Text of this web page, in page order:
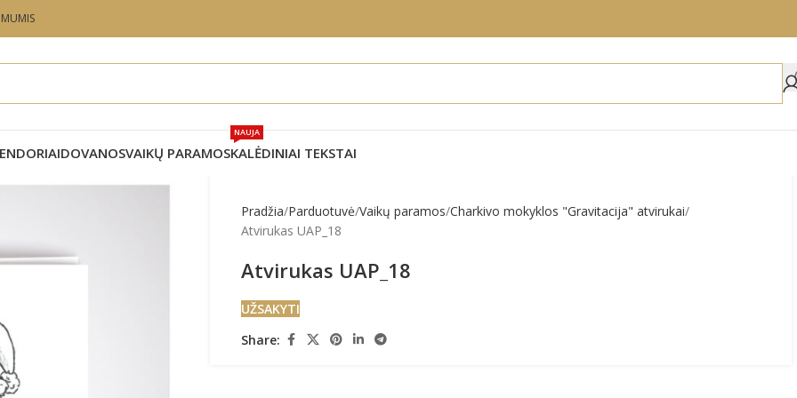
MUMIS
DOVANOSVAIKŲ PARAMOSKALĖDINIAI TEKSTAI
NAUJA
Pradžia Parduotuvė Vaikų paramos Charkivo mokyklos "Gravitacija" atvirukai
Atvirukas UAP_18
Atvirukas UAP_18
UŽSAKYTI
Share: